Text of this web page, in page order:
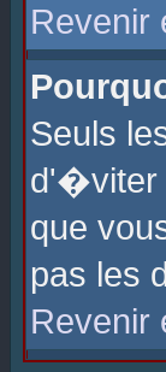
Revenir
Seuls
d'�viter
que
pas les
Revenir